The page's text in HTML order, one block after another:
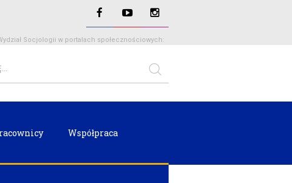
Socjologii w portalach społecznościowych:
Współpraca